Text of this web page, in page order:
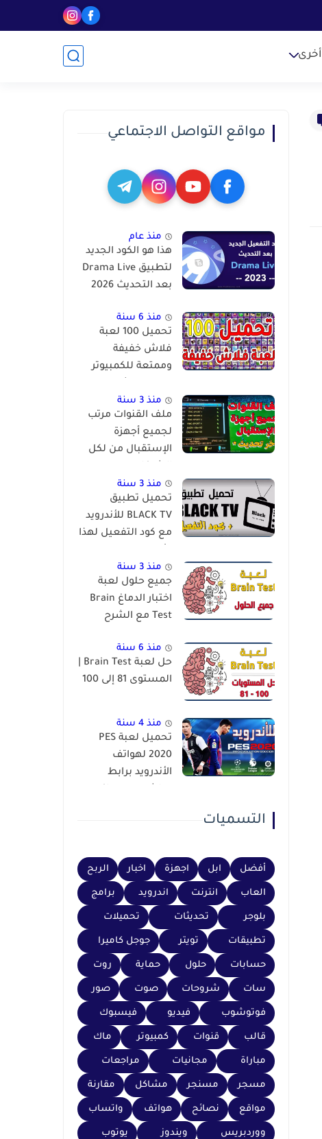
أخرى
مواقع التواصل الاجتماعي
منذ عام
هذا هو الكود الجديد
لتطبيق Drama Live
بعد التحديث 2026
منذ 6 سنة
تحميل 100 لعبة
فلاش خفيفة
وممتعة للكمبيوتر
منذ 3 سنة
ملف القنوات مرتب
لجميع أجهزة
الإستقبال من لكل
والمعالجات
منذ 3 سنة
تحميل تطبيق
BLACK TV للأندرويد
مع كود التفعيل لهذا
منذ 3 سنة
جميع حلول لعبة
اختبار الدماغ Brain
Test مع الشرح
منذ 6 سنة
المستوى 81 إلى 100
منذ 4 سنة
تحميل لعبة PES
2020 لهواتف
الأندرويد برابط
التسميات
أفضل ابل اجهزة اخبار الربح
العاب انترنت اندرويد برامج
بلوجر تحديثات تحميلات
تطبيقات تويتر جوجل كاميرا
حسابات حلول حماية روت
سات شروحات صوت صور
فوتوشوب فيديو فيسبوك
قالب قنوات كمبيوتر ماك
مباراة مجانيات مراجعات
مسجر مسنجر مشاكل مقارنة
مواقع نصائح هواتف واتساب
ووردبريس ويندوز يوتوب